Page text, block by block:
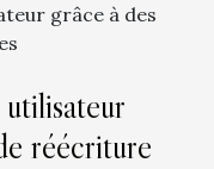
grâce à des
réécriture